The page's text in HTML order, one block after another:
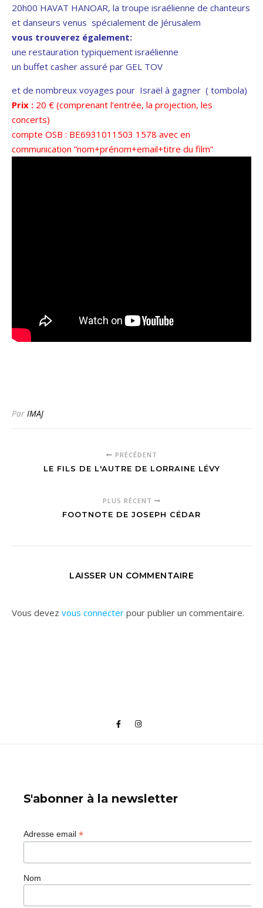
20h00 HAVAT HANOAR, la troupe israélienne de chanteurs
et danseurs venus spécialement de Jérusalem
vous trouverez également:
une restauration typiquement israélienne
un buffet casher assuré par GEL TOV
et de nombreux voyages pour Israël à gagner ( tombola)
Prix : 20 € (comprenant l’entrée, la projection, les
concerts)
compte OSB : BE6931011503 1578 avec en
communication “nom+prénom+email+titre du film”
Par IMAJ
PRÉCÉDENT
LE FILS DE L'AUTRE DE LORRAINE LÉVY
PLUS RÉCENT
FOOTNOTE DE JOSEPH CÉDAR
LAISSER UN COMMENTAIRE
Vous devez vous connecter pour publier un commentaire.
S'abonner à la newsletter
Adresse email *
Nom